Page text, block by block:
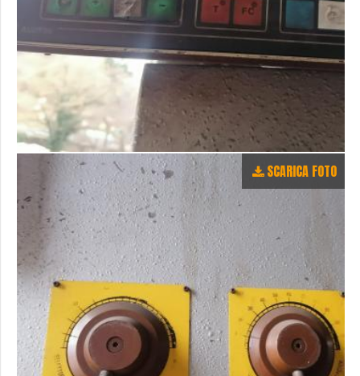
SCARICA FOTO